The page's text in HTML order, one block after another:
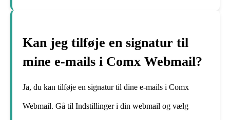
Kan jeg tilføje en signatur til
mine e-mails i Comx Webmail?
Ja, du kan tilføje en signatur til dine e-mails i Comx
Webmail. Gå til Indstillinger i din webmail og vælg